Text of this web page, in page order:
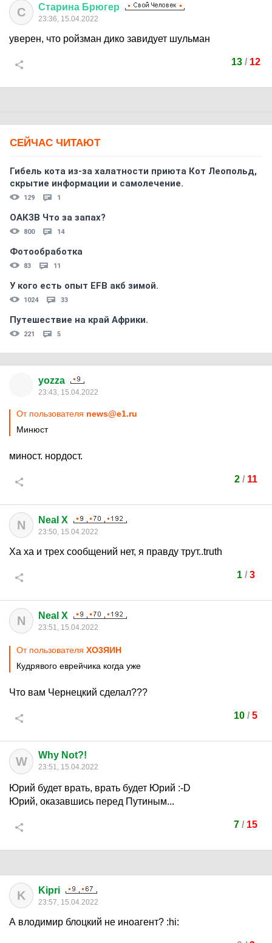
С Старина Брюгер
23:36, 15.04.2022
уверен, что ройзман дико завидует шульман
13/ 12
СЕЙЧАС ЧИТАЮТ
Гибель кота из-за халатности приюта Кот Леопольд,
скрытиe информации и самолечение.
129 1
ОАКЗВ Что за запах?
800 14
Фотообработка
83 11
У кого есть опыт EFB акб зимой.
1024 33
Путешествие на край Африки.
221 5
yozza
23:43, 15.04.2022
От пользователя news@e1.ru
Минюст
миност. нордост.
2/ 11
N Neal X
23:50, 15.04.2022
Ха ха и трех сообщений нет, я правду трут..truth
1/ 3
N Neal X
23:51, 15.04.2022
От пользователя XО3ЯИH
Кудрявого еврейчика когда уже
Что вам Чернецкий сделал???
10 / 5
W Why Not?!
23:51, 15.04.2022
Юрий будет врать, врать будет Юрий :-D
Юрий, оказавшись перед Путиным...
7 / 15
K Kipri
23:57, 15.04.2022
А влодимир блоцкий не иноагент? :hi: